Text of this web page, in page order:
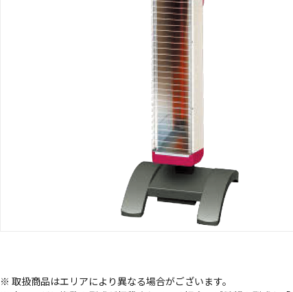
※ 取扱商品はエリアにより異なる場合がございます。